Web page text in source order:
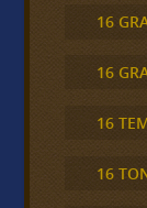
16
16
16
16